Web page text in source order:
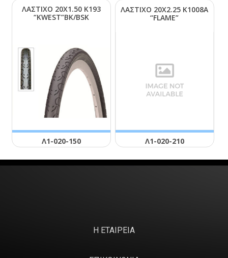
ΛΑΣΤΙΧΟ 20Χ1.50 Κ193
“ΚWΕSΤ”ΒΚ/ΒSΚ
Λ1-020-150
ΛΑΣΤΙΧΟ 20Χ2.25 Κ1008Α
“FLΑΜΕ”
Λ1-020-210
Η ΕΤΑΙΡΕΙΑ